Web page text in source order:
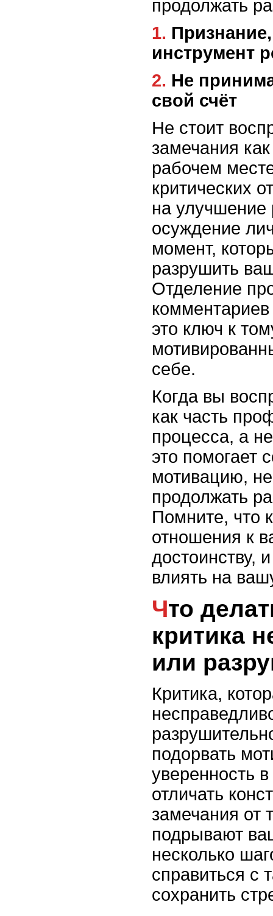
продолжать
1. Признание, что критика – это
инструмент
2. Не принимайте критику на
свой счёт
Не стоит
замечания
рабочем
критических
на улучшение
осуждение
момент,
разрушить
Отделение
это ключ к
себе.
Когда вы
как часть
процесса, а
это помогает
мотивацию,
продолжать
Помните, что
отношения к
достоинству,
влиять на
Что делать, если
критика
или
Критика,
подорвать
уверенность
отличать
замечания от
подрывают
несколько
справиться с
сохранить